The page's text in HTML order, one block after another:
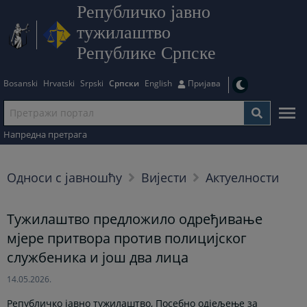
Републичко јавно
тужилаштво
Републике Српске
Bosanski Hrvatski Srpski Српски English Пријава
Напредна претрага
Односи с јавношћу Вијести Актуелности
Тужилаштво предложило одређивање
мјере притвора против полицијског
службеника и још два лица
14.05.2026.
Републичко јавно тужилаштво, Посебно одјељење за